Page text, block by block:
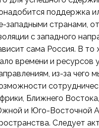
поддержка
западными странами,
с западного
сама Россия. В то
времени и ресурсов
из-за чего
Ближнего
и Юго-Восточной
Следует